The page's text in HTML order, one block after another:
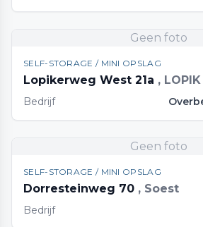
Geen foto
SELF-STORAGE / MINI OPSLAG
Lopikerweg West 21a , LOPIK
Bedrijf
Geen foto
SELF-STORAGE / MINI OPSLAG
Dorresteinweg 70 , Soest
Bedrijf